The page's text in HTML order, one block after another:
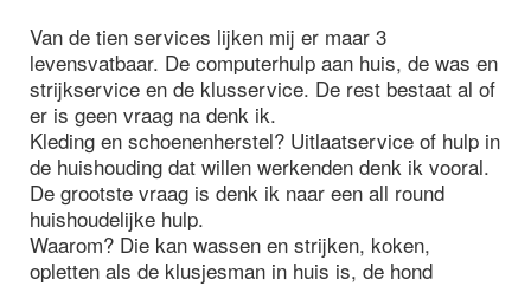
Van de tien services lijken mij er maar 3
levensvatbaar. De computerhulp aan huis, de was en
strijkservice en de klusservice. De rest bestaat al of
er is geen vraag na denk ik.
Kleding en schoenenherstel? Uitlaatservice of hulp in
de huishouding dat willen werkenden denk ik vooral.
De grootste vraag is denk ik naar een all round
huishoudelijke hulp.
Waarom? Die kan wassen en strijken, koken,
opletten als de klusjesman in huis is, de hond